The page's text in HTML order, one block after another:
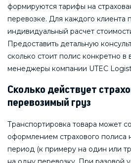
формируются тарифы на
перевозке. Для каждого клиента
индивидуальный расчет
Предоставить детальную
сколько стоит полис конкретно
менеджеры компании UTEC
Сколько действует
перевозимый груз
Транспортировка товара может
оформлением страхового полиса
период (к примеру на один или